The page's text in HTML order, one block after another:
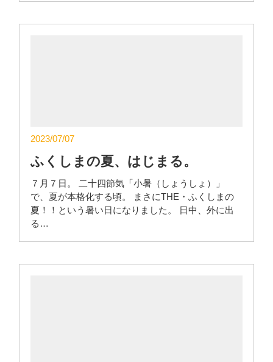
2023/07/07
ふくしまの夏、はじまる。
７月７日。 二十四節気「小暑（しょうしょ）」
で、夏が本格化する頃。 まさにTHE・ふくしまの
夏！！という暑い日になりました。 日中、外に出
る…